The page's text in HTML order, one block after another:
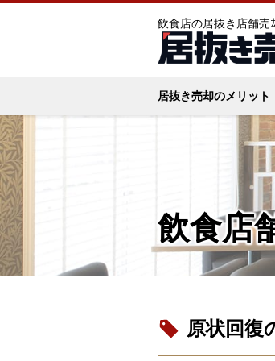
飲食店の居抜き店舗売
居抜き売却のメリット
飲食店
原状回復